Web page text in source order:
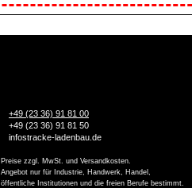
+49 (23 36) 91 81 00
+49 (23 36) 91 81 50
infostracke-ladenbau.de
Preise zzgl. MwSt. und Versandkosten.
Angebot nur für Industrie, Handwerk, Handel,
öffentliche Institutionen und die freien Berufe bestimmt.